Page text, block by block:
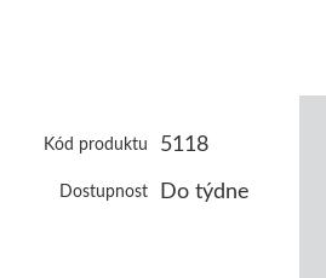
Kód produktu 5118
Dostupnost Do týdne